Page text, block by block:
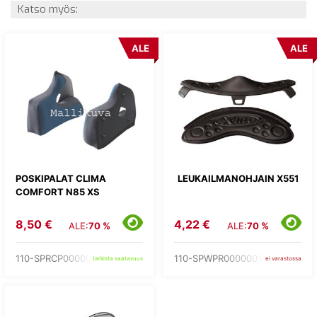
Katso myös:
POSKIPALAT CLIMA
COMFORT N85 XS
ALE
8,50 € ALE:70 %
110-SPRCP00000244tarkista saatavuus
LEUKAILMANOHJAIN X551
ALE
4,22 € ALE:70 %
110-SPWPR00000015ei varastossa